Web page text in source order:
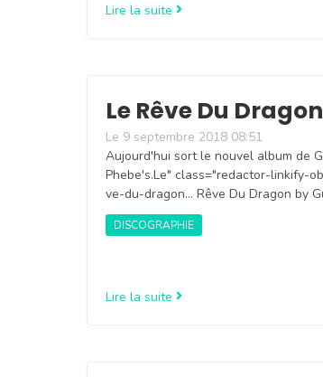
Lire la suite
Le Rêve Du Dragon
Le 9 septembre 2018 08:51
Aujourd'hui sort le nouvel album de
Phebe's.Le" class="redactor-linkify-
ve-du-dragon... Rêve Du Dragon by
DISCOGRAPHIE
Lire la suite